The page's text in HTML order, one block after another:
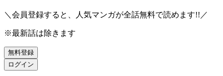
＼会員登録すると、人気マンガが全話無料で読めます!!／
※最新話は除きます
無料登録
ログイン